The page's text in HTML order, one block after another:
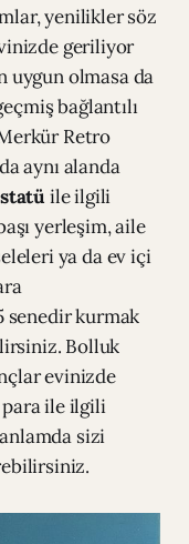
yenilikler söz
geriliyor
uygun olmasa da
bağlantılı
Retro
aynı alanda
ile ilgili
yerleşim, aile
ya da ev içi
senedir kurmak
Bolluk
evinizde
para ile ilgili
sizi